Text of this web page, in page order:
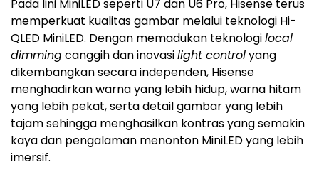
Pada lini MiniLED seperti U7 dan U6 Pro, Hisense terus
memperkuat kualitas gambar melalui teknologi Hi-
QLED MiniLED. Dengan memadukan teknologilocal
dimmingcanggih dan inovasilight controlyang
dikembangkan secara independen, Hisense
menghadirkan warna yang lebih hidup, warna hitam
yang lebih pekat, serta detail gambar yang lebih
tajam sehingga menghasilkan kontras yang semakin
kaya dan pengalaman menonton MiniLED yang lebih
imersif.